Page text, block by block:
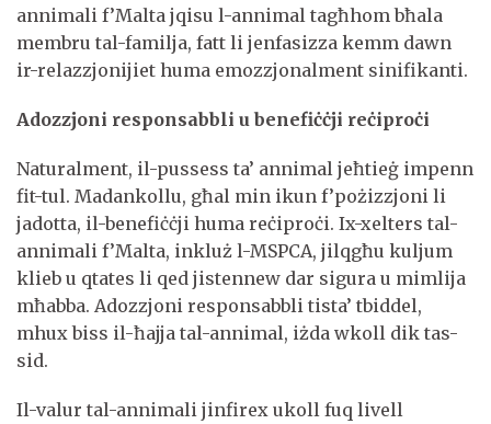
annimali f’Malta jqisu l-annimal tagħhom bħala
membru tal-familja, fatt li jenfasizza kemm dawn
ir-relazzjonijiet huma emozzjonalment sinifikanti.
Adozzjoni responsabbli u benefiċċji reċiproċi
Naturalment, il-pussess ta’ annimal jeħtieġ impenn
fit-tul. Madankollu, għal min ikun f’pożizzjoni li
jadotta, il-benefiċċji huma reċiproċi. Ix-xelters tal-
annimali f’Malta, inkluż l-MSPCA, jilqgħu kuljum
klieb u qtates li qed jistennew dar sigura u mimlija
mħabba. Adozzjoni responsabbli tista’ tbiddel,
mhux biss il-ħajja tal-annimal, iżda wkoll dik tas-
sid.
Il-valur tal-annimali jinfirex ukoll fuq livell